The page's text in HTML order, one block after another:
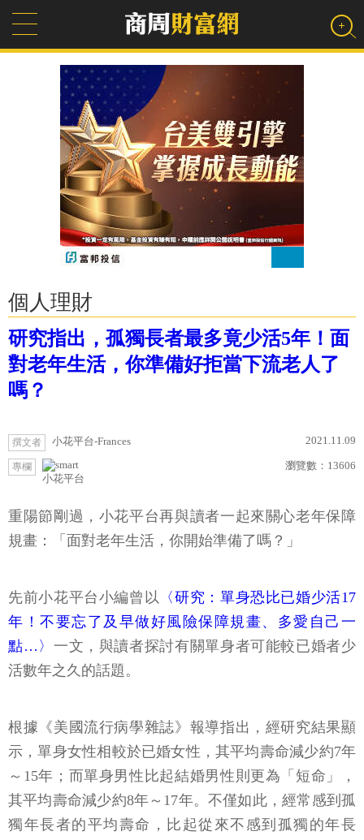
個人理財
研究指出，孤獨長者最多竟少活5年！面
對老年生活，你準備好拒當下流老人了
嗎？
撰文者 小花平台-Frances 2021.11.09
專欄
小花平台
瀏覽數： 13606
重陽節剛過，小花平台再與讀者一起來關心老年保障
規畫：「面對老年生活，你開始準備了嗎？」
先前小花平台小編曾以 〈研究：單身恐比已婚少活17
年！不要忘了及早做好風險保障規畫、多愛自己一
點…〉 一文，與讀者探討有關單身者可能較已婚者少
活數年之久的話題。
根據《美國流行病學雜誌》報導指出，經研究結果顯
示，單身女性相較於已婚女性，其平均壽命減少約7年
～15年；而單身男性比起結婚男性則更為「短命」，
其平均壽命減少約8年～17年。不僅如此，經常感到孤
獨年長者的平均壽命，比起從來不感到孤獨的年長